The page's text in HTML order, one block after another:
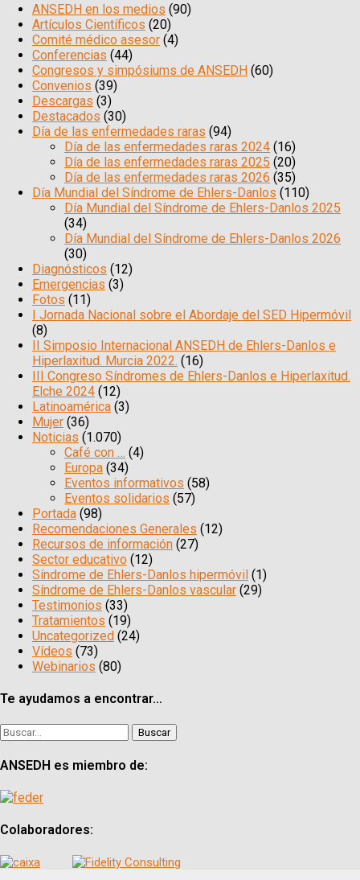
ANSEDH en los medios (90)
Artículos Científicos (20)
Comité médico asesor (4)
Conferencias (44)
Congresos y simpósiums de ANSEDH (60)
Convenios (39)
Descargas (3)
Destacados (30)
Día de las enfermedades raras (94)
Día de las enfermedades raras 2024 (16)
Día de las enfermedades raras 2025 (20)
Día de las enfermedades raras 2026 (35)
Día Mundial del Síndrome de Ehlers-Danlos (110)
Día Mundial del Síndrome de Ehlers-Danlos 2025
(34)
Día Mundial del Síndrome de Ehlers-Danlos 2026
(30)
Diagnósticos (12)
Emergencias (3)
Fotos (11)
I Jornada Nacional sobre el Abordaje del SED Hipermóvil
(8)
II Simposio Internacional ANSEDH de Ehlers-Danlos e
Hiperlaxitud. Murcia 2022. (16)
III Congreso Síndromes de Ehlers-Danlos e Hiperlaxitud.
Elche 2024 (12)
Latinoamérica (3)
Mujer (36)
Noticias (1.070)
Café con … (4)
Europa (34)
Eventos informativos (58)
Eventos solidarios (57)
Portada (98)
Recomendaciones Generales (12)
Recursos de información (27)
Sector educativo (12)
Síndrome de Ehlers-Danlos hipermóvil (1)
Síndrome de Ehlers-Danlos vascular (29)
Testimonios (33)
Tratamientos (19)
Uncategorized (24)
Vídeos (73)
Webinarios (80)
Te ayudamos a encontrar…
Buscar:
ANSEDH es miembro de:
Colaboradores: